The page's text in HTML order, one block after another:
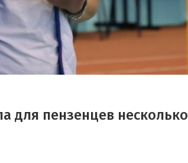
для пензенцев несколько